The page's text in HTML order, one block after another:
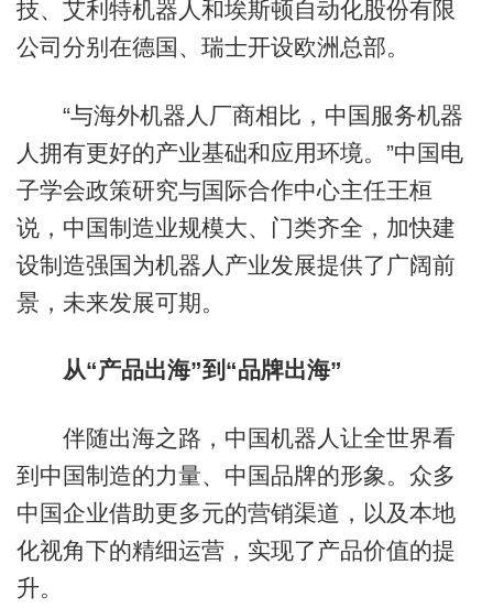
技、艾利特机器人和埃斯顿自动化股份有限
公司分别在德国、瑞士开设欧洲总部。
“与海外机器人厂商相比，中国服务机器
人拥有更好的产业基础和应用环境。”中国电
子学会政策研究与国际合作中心主任王桓
说，中国制造业规模大、门类齐全，加快建
设制造强国为机器人产业发展提供了广阔前
景，未来发展可期。
从“产品出海”到“品牌出海”
伴随出海之路，中国机器人让全世界看
到中国制造的力量、中国品牌的形象。众多
中国企业借助更多元的营销渠道，以及本地
化视角下的精细运营，实现了产品价值的提
升。